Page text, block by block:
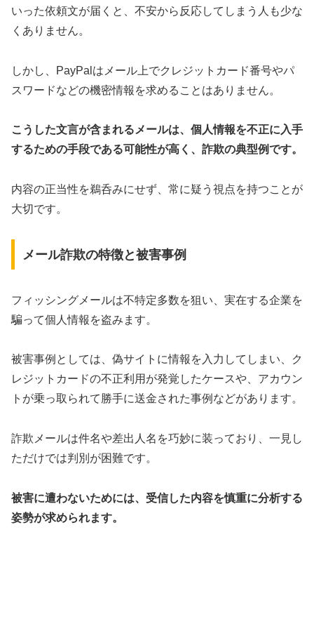
いった依頼文が届くと、不安から反応してしまう人も少な
くありません。
しかし、PayPalはメール上でクレジットカード番号やパ
スワードなどの機密情報を求めることはありません。
こうした文言が含まれるメールは、個人情報を不正に入手
するための手段である可能性が高く、詐欺の典型例です。
内容の正当性を鵜呑みにせず、常に疑う視点を持つことが
大切です。
メール詐欺の特徴と被害事例
フィッシングメールは不特定多数を狙い、実在する企業を
騙って個人情報を盗みます。
被害事例としては、偽サイトに情報を入力してしまい、ク
レジットカードの不正利用が発覚したケースや、アカウン
トが乗っ取られて勝手に送金された事例などがあります。
詐欺メールは件名や差出人名を巧妙に装っており、一見し
ただけでは判別が困難です。
被害に遭わないためには、受信した内容を慎重に分析する
姿勢が求められます。